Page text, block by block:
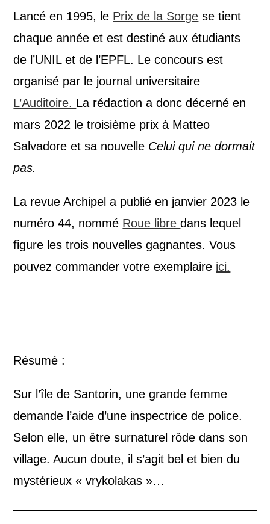
Lancé en 1995, le Prix de la Sorge se tient
chaque année et est destiné aux étudiants
de l’UNIL et de l’EPFL. Le concours est
organisé par le journal universitaire
L’Auditoire. La rédaction a donc décerné en
mars 2022 le troisième prix à Matteo
Salvadore et sa nouvelle Celui qui ne dormait
pas.
La revue Archipel a publié en janvier 2023 le
numéro 44, nommé Roue libredans lequel
figure les trois nouvelles gagnantes. Vous
pouvez commander votre exemplaire ici.
Résumé :
Sur l’île de Santorin, une grande femme
demande l’aide d’une inspectrice de police.
Selon elle, un être surnaturel rôde dans son
village. Aucun doute, il s’agit bel et bien du
mystérieux « vrykolakas »…